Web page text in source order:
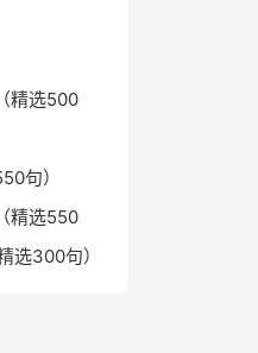
精选500
句）
精选550
选300句）